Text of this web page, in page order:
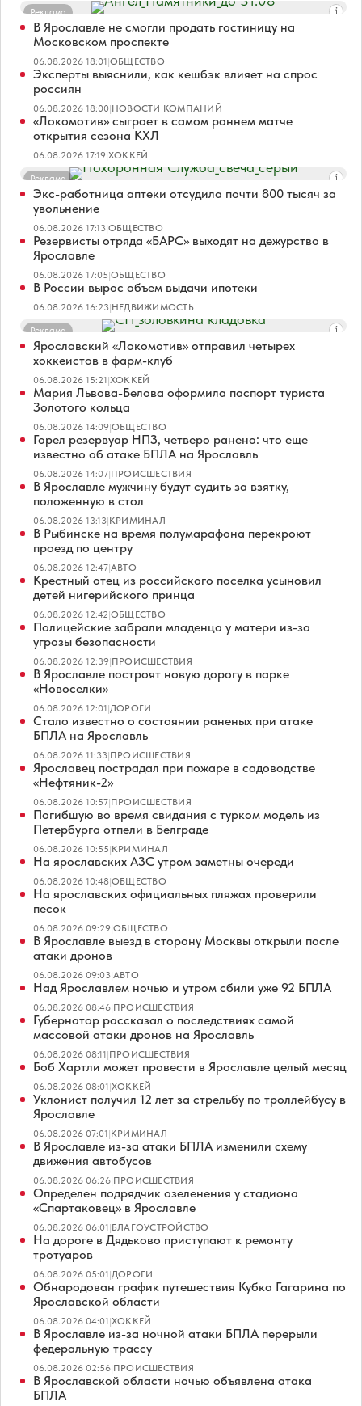
Реклама
В Ярославле не смогли продать гостиницу на
Московском проспекте
06.08.2026 18:01|ОБЩЕСТВО
Эксперты выяснили, как кешбэк влияет на спрос
россиян
06.08.2026 18:00|НОВОСТИ КОМПАНИЙ
«Локомотив» сыграет в самом раннем матче
открытия сезона КХЛ
06.08.2026 17:19|ХОККЕЙ
Реклама
Экс-работница аптеки отсудила почти 800 тысяч за
увольнение
06.08.2026 17:13|ОБЩЕСТВО
Резервисты отряда «БАРС» выходят на дежурство в
Ярославле
06.08.2026 17:05|ОБЩЕСТВО
В России вырос объем выдачи ипотеки
06.08.2026 16:23|НЕДВИЖИМОСТЬ
Реклама
Ярославский «Локомотив» отправил четырех
хоккеистов в фарм-клуб
06.08.2026 15:21|ХОККЕЙ
Мария Львова-Белова оформила паспорт туриста
Золотого кольца
06.08.2026 14:09|ОБЩЕСТВО
Горел резервуар НПЗ, четверо ранено: что еще
известно об атаке БПЛА на Ярославль
06.08.2026 14:07|ПРОИСШЕСТВИЯ
В Ярославле мужчину будут судить за взятку,
положенную в стол
06.08.2026 13:13|КРИМИНАЛ
В Рыбинске на время полумарафона перекроют
проезд по центру
06.08.2026 12:47|АВТО
Крестный отец из российского поселка усыновил
детей нигерийского принца
06.08.2026 12:42|ОБЩЕСТВО
Полицейские забрали младенца у матери из-за
угрозы безопасности
06.08.2026 12:39|ПРОИСШЕСТВИЯ
В Ярославле построят новую дорогу в парке
«Новоселки»
06.08.2026 12:01|ДОРОГИ
Стало известно о состоянии раненых при атаке
БПЛА на Ярославль
06.08.2026 11:33|ПРОИСШЕСТВИЯ
Ярославец пострадал при пожаре в садоводстве
«Нефтяник-2»
06.08.2026 10:57|ПРОИСШЕСТВИЯ
Погибшую во время свидания с турком модель из
Петербурга отпели в Белграде
06.08.2026 10:55|КРИМИНАЛ
На ярославских АЗС утром заметны очереди
06.08.2026 10:48|ОБЩЕСТВО
На ярославских официальных пляжах проверили
песок
06.08.2026 09:29|ОБЩЕСТВО
В Ярославле выезд в сторону Москвы открыли после
атаки дронов
06.08.2026 09:03|АВТО
Над Ярославлем ночью и утром сбили уже 92 БПЛА
06.08.2026 08:46|ПРОИСШЕСТВИЯ
Губернатор рассказал о последствиях самой
массовой атаки дронов на Ярославль
06.08.2026 08:11|ПРОИСШЕСТВИЯ
Боб Хартли может провести в Ярославле целый месяц
06.08.2026 08:01|ХОККЕЙ
Уклонист получил 12 лет за стрельбу по троллейбусу в
Ярославле
06.08.2026 07:01|КРИМИНАЛ
В Ярославле из-за атаки БПЛА изменили схему
движения автобусов
06.08.2026 06:26|ПРОИСШЕСТВИЯ
Определен подрядчик озеленения у стадиона
«Спартаковец» в Ярославле
06.08.2026 06:01|БЛАГОУСТРОЙСТВО
На дороге в Дядьково приступают к ремонту
тротуаров
06.08.2026 05:01|ДОРОГИ
Обнародован график путешествия Кубка Гагарина по
Ярославской области
06.08.2026 04:01|ХОККЕЙ
В Ярославле из-за ночной атаки БПЛА перерыли
федеральную трассу
06.08.2026 02:56|ПРОИСШЕСТВИЯ
В Ярославской области ночью объявлена атака
БПЛА